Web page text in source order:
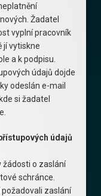
Žadatel
vyplní pracovník
jí vytiskne
a k podpisu.
údajů dojde
odeslán e-mail
si žadatel
údajů
o zaslání
schránce.
zaslání